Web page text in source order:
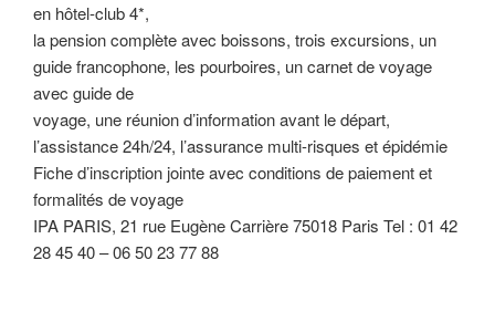
en hôtel-club 4*,
la pension complète avec boissons, trois excursions, un
guide francophone, les pourboires, un carnet de voyage
avec guide de
voyage, une réunion d’information avant le départ,
l’assistance 24h/24, l’assurance multi-risques et épidémie
Fiche d’inscription jointe avec conditions de paiement et
formalités de voyage
IPA PARIS, 21 rue Eugène Carrière 75018 Paris Tel : 01 42
28 45 40 – 06 50 23 77 88